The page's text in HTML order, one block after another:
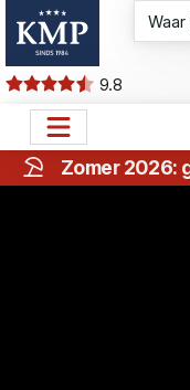
9.8
Zomer 2026: